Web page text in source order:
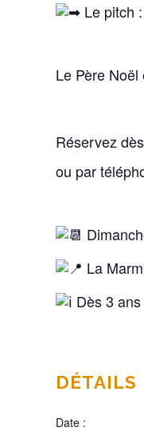
Le pitch
Le Père
Réservez
ou par
La
Dès 3
DÉTAILS
Date :